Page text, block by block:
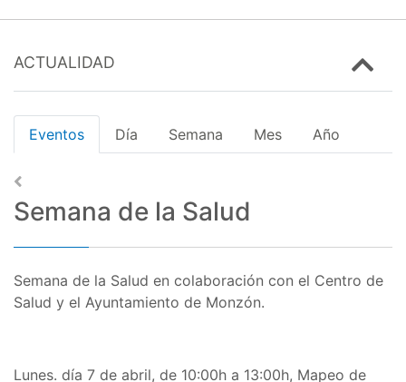
ACTUALIDAD
Eventos Día Semana Mes Año
Semana de la Salud
Semana de la Salud en colaboración con el Centro de
Salud y el Ayuntamiento de Monzón.
Lunes. día 7 de abril, de 10:00h a 13:00h, Mapeo de